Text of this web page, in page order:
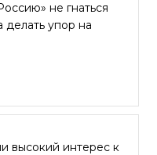
не гнаться
делать упор на
высокий интерес к